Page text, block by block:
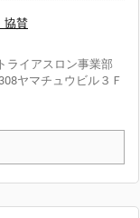
協賛
イアスロン事業部
ヤマチュウビル３Ｆ